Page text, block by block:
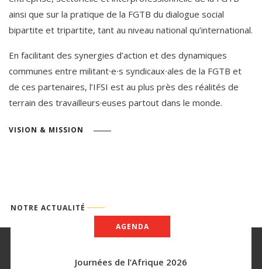
ainsi que sur la pratique de la FGTB du dialogue social
bipartite et tripartite, tant au niveau national qu’international.
En facilitant des synergies d’action et des dynamiques
communes entre militant∙e∙s syndicaux∙ales de la FGTB et
de ces partenaires, l’IFSI est au plus près des réalités de
terrain des travailleurs·euses partout dans le monde.
VISION & MISSION
Journées de l’Afrique 2026
AGENDA
NOTRE ACTUALITÉ